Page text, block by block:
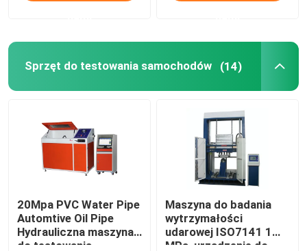
Sprzęt do testowania samochodów (14)
20Mpa PVC Water Pipe
Automtive Oil Pipe
Hydrauliczna maszyna
do testowania
Maszyna do badania
wytrzymałości
udarowej ISO7141 1
MPa, urządzenie do